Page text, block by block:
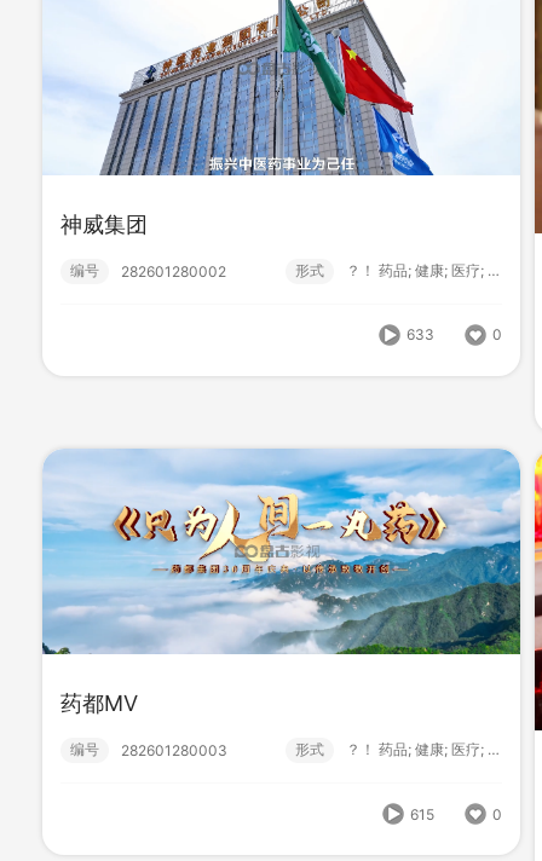
金牛药业
编号 282601280000 形式 宣传片; 金牛,药业;
623
金博泰C
0
神威集团
编号 282601280002 形式 ？！ 药品; 健康; 医疗; 宣传片...
633 0
药都MV
编号 282601280003 形式 ？！ 药品; 健康; 医疗; 宣传片...
615 0